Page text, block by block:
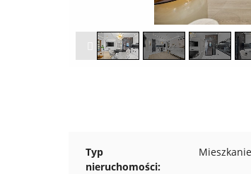
Typ
nieruchomości:
Mieszkanie